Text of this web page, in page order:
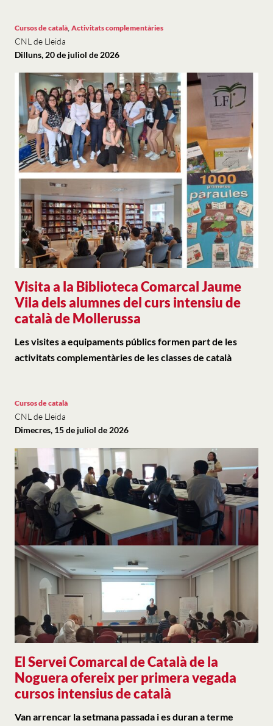
Visita a la Biblioteca Comarcal Jaume
Vila dels alumnes del curs intensiu de
català de Mollerussa
Cursos de català, Activitats complementàries
CNL de Lleida
Dilluns, 20 de juliol de 2026
Les visites a equipaments públics formen part de les
activitats complementàries de les classes de català
El Servei Comarcal de Català de la
Noguera ofereix per primera vegada
cursos intensius de català
Cursos de català
CNL de Lleida
Dimecres, 15 de juliol de 2026
Van arrencar la setmana passada i es duran a terme